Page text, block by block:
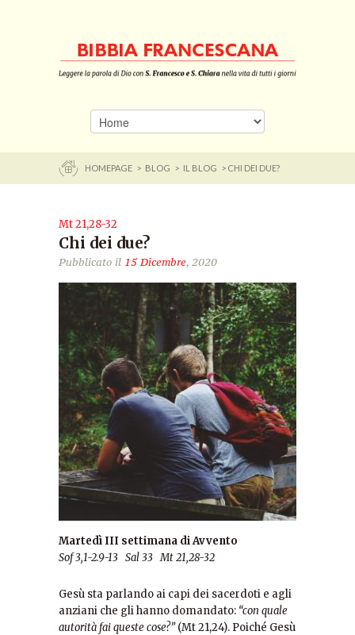
HOMEPAGE > BLOG > IL BLOG > CHI DEI DUE?
Mt 21,28-32
Chi dei due?
Pubblicato il 15 Dicembre, 2020
Martedì III settimana di Avvento
Sof 3,1-2.9-13 Sal 33 Mt 21,28-32
Gesù sta parlando ai capi dei sacerdoti e agli
anziani che gli hanno domandato: “con quale
autorità fai queste cose?”(Mt 21,24). Poiché Gesù